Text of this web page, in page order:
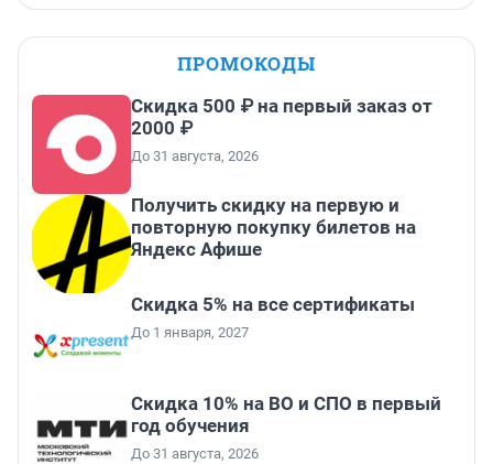
ПРОМОКОДЫ
Скидка 500 ₽ на первый заказ от
2000 ₽
До 31 августа, 2026
Получить скидку на первую и
повторную покупку билетов на
Яндекс Афише
Скидка 5% на все сертификаты
До 1 января, 2027
Скидка 10% на ВО и СПО в первый
год обучения
До 31 августа, 2026